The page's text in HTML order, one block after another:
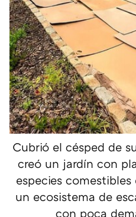
Cubrió el césped de
creó un jardín con
especies
un ecosistema de
con poca